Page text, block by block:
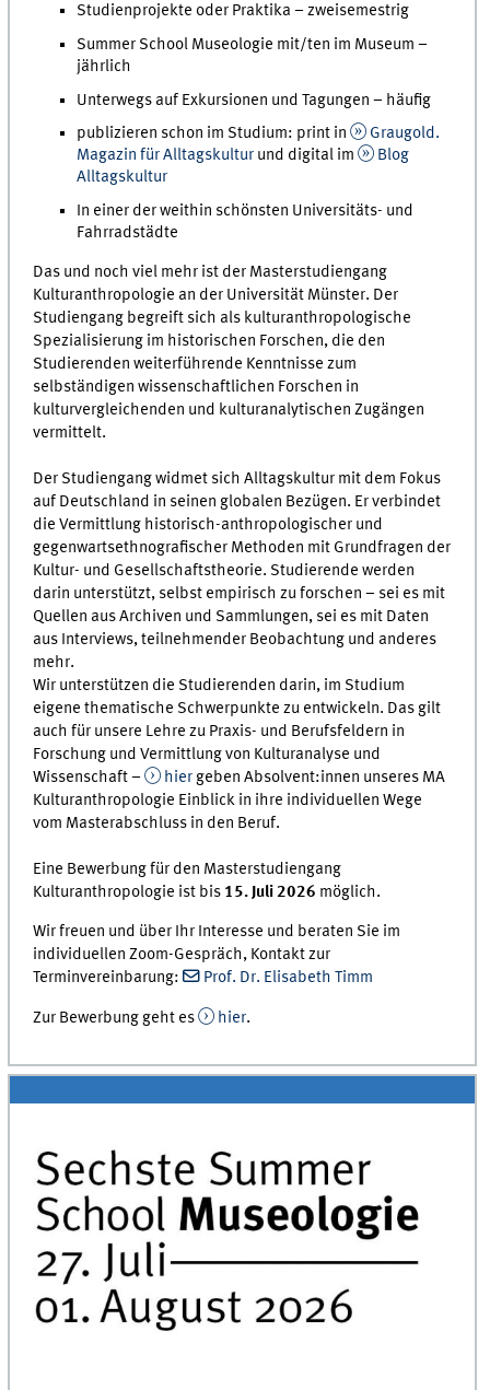
Studienprojekte oder Praktika – zweisemestrig
Summer School Museologie mit/ten im Museum –
jährlich
Unterwegs auf Exkursionen und Tagungen – häufig
publizieren schon im Studium: print in
Graugold.
Magazin für Alltagskultur und digital im
Blog
Alltagskultur
In einer der weithin schönsten Universitäts- und
Fahrradstädte
Das und noch viel mehr ist der Masterstudiengang
Kulturanthropologie an der Universität Münster. Der
Studiengang begreift sich als kulturanthropologische
Spezialisierung im historischen Forschen, die den
Studierenden weiterführende Kenntnisse zum
selbständigen wissenschaftlichen Forschen in
kulturvergleichenden und kulturanalytischen Zugängen
vermittelt.
Der Studiengang widmet sich Alltagskultur mit dem Fokus
auf Deutschland in seinen globalen Bezügen. Er verbindet
die Vermittlung historisch-anthropologischer und
gegenwartsethnografischer Methoden mit Grundfragen der
Kultur- und Gesellschaftstheorie. Studierende werden
darin unterstützt, selbst empirisch zu forschen – sei es mit
Quellen aus Archiven und Sammlungen, sei es mit Daten
aus Interviews, teilnehmender Beobachtung und anderes
mehr.
Wir unterstützen die Studierenden darin, im Studium
eigene thematische Schwerpunkte zu entwickeln. Das gilt
auch für unsere Lehre zu Praxis- und Berufsfeldern in
Forschung und Vermittlung von Kulturanalyse und
Wissenschaft –
hier geben Absolvent:innen unseres MA
Kulturanthropologie Einblick in ihre individuellen Wege
vom Masterabschluss in den Beruf.
Eine Bewerbung für den Masterstudiengang
Kulturanthropologie ist bis 15. Juli 2026 möglich.
Wir freuen und über Ihr Interesse und beraten Sie im
individuellen Zoom-Gespräch, Kontakt zur
Terminvereinbarung:
Prof. Dr. Elisabeth Timm
Zur Bewerbung geht es hier.